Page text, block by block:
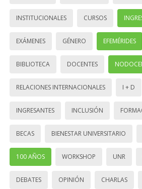
INSTITUCIONALES CURSOS
EXÁMENES GÉNERO EFEMÉRIDES
BIBLIOTECA DOCENTES
RELACIONES INTERNACIONALES I + D
INGRESANTES INCLUSIÓN
BECAS BIENESTAR UNIVERSITARIO
100 AÑOS WORKSHOP UNR
DEBATES OPINIÓN CHARLAS